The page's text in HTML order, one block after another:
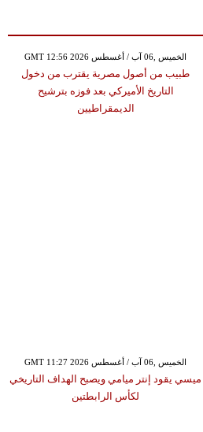
GMT 12:56 2026 الخميس ,06 آب / أغسطس
طبيب من أصول مصرية يقترب من دخول
التاريخ الأميركي بعد فوزه بترشيح
الديمقراطيين
GMT 11:27 2026 الخميس ,06 آب / أغسطس
ميسي يقود إنتر ميامي ويصبح الهداف التاريخي
لكأس الرابطتين